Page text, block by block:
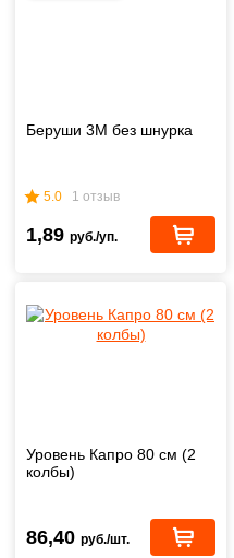
Беруши 3М без шнурка
5.0 1 отзыв
1,89 руб./уп.
Уровень Капро 80 см (2
колбы)
86,40 руб./шт.